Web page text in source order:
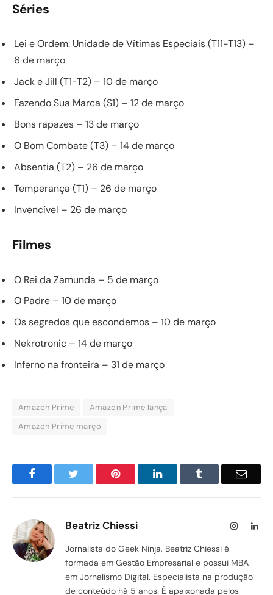
Séries
Lei e Ordem: Unidade de Vítimas Especiais (T11-T13) –
6 de março
Jack e Jill (T1-T2) – 10 de março
Fazendo Sua Marca (S1) – 12 de março
Bons rapazes – 13 de março
O Bom Combate (T3) – 14 de março
Absentia (T2) – 26 de março
Temperança (T1) – 26 de março
Invencível – 26 de março
Filmes
O Rei da Zamunda – 5 de março
O Padre – 10 de março
Os segredos que escondemos – 10 de março
Nekrotronic – 14 de março
Inferno na fronteira – 31 de março
Amazon Prime
Amazon Prime lança
Amazon Prime março
Facebook Pinterest LinkedIn Email
Beatriz Chiessi Instagram
Jornalista do Geek Ninja, Beatriz Chiessi é
formada em Gestão Empresarial e possui MBA
em Jornalismo Digital. Especialista na produção
de conteúdo há 5 anos. É apaixonada pelos